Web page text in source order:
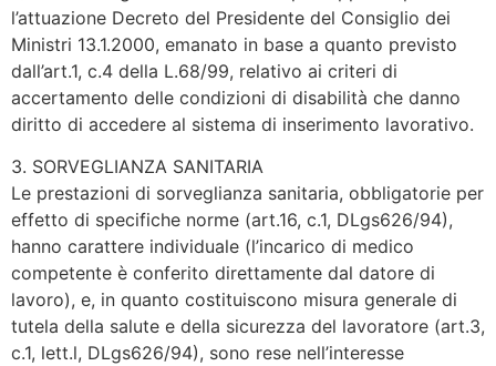
l’attuazione Decreto del Presidente del Consiglio dei
Ministri 13.1.2000, emanato in base a quanto previsto
dall’art.1, c.4 della L.68/99, relativo ai criteri di
accertamento delle condizioni di disabilità che danno
diritto di accedere al sistema di inserimento lavorativo.
3. SORVEGLIANZA SANITARIA
Le prestazioni di sorveglianza sanitaria, obbligatorie per
effetto di specifiche norme (art.16, c.1, DLgs626/94),
hanno carattere individuale (l’incarico di medico
competente è conferito direttamente dal datore di
lavoro), e, in quanto costituiscono misura generale di
tutela della salute e della sicurezza del lavoratore (art.3,
c.1, lett.l, DLgs626/94), sono rese nell’interesse